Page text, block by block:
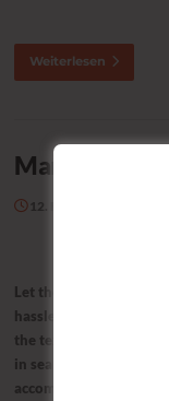
Weiterlesen
Markup: Text
12. Februar 2016
Let them speak like
hassle from the text. In
the text moves from
in seamless transition.
accomplished! Default